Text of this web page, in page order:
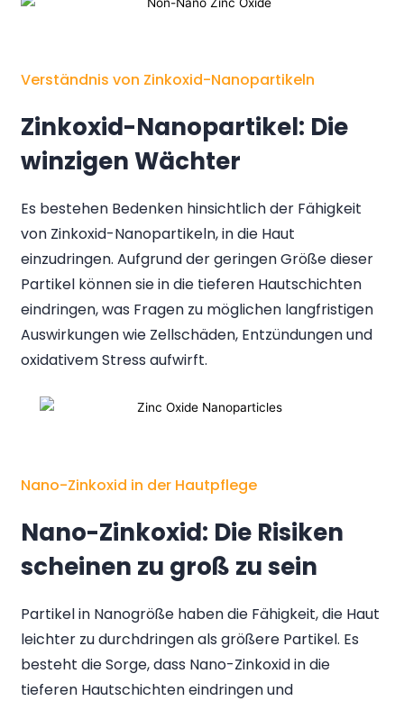
Verständnis von Zinkoxid-Nanopartikeln
Zinkoxid-Nanopartikel: Die
winzigen Wächter
Es bestehen Bedenken hinsichtlich der Fähigkeit
von Zinkoxid-Nanopartikeln, in die Haut
einzudringen. Aufgrund der geringen Größe dieser
Partikel können sie in die tieferen Hautschichten
eindringen, was Fragen zu möglichen langfristigen
Auswirkungen wie Zellschäden, Entzündungen und
oxidativem Stress aufwirft.
Nano-Zinkoxid in der Hautpflege
Nano-Zinkoxid: Die Risiken
scheinen zu groß zu sein
Partikel in Nanogröße haben die Fähigkeit, die Haut
leichter zu durchdringen als größere Partikel. Es
besteht die Sorge, dass Nano-Zinkoxid in die
tieferen Hautschichten eindringen und